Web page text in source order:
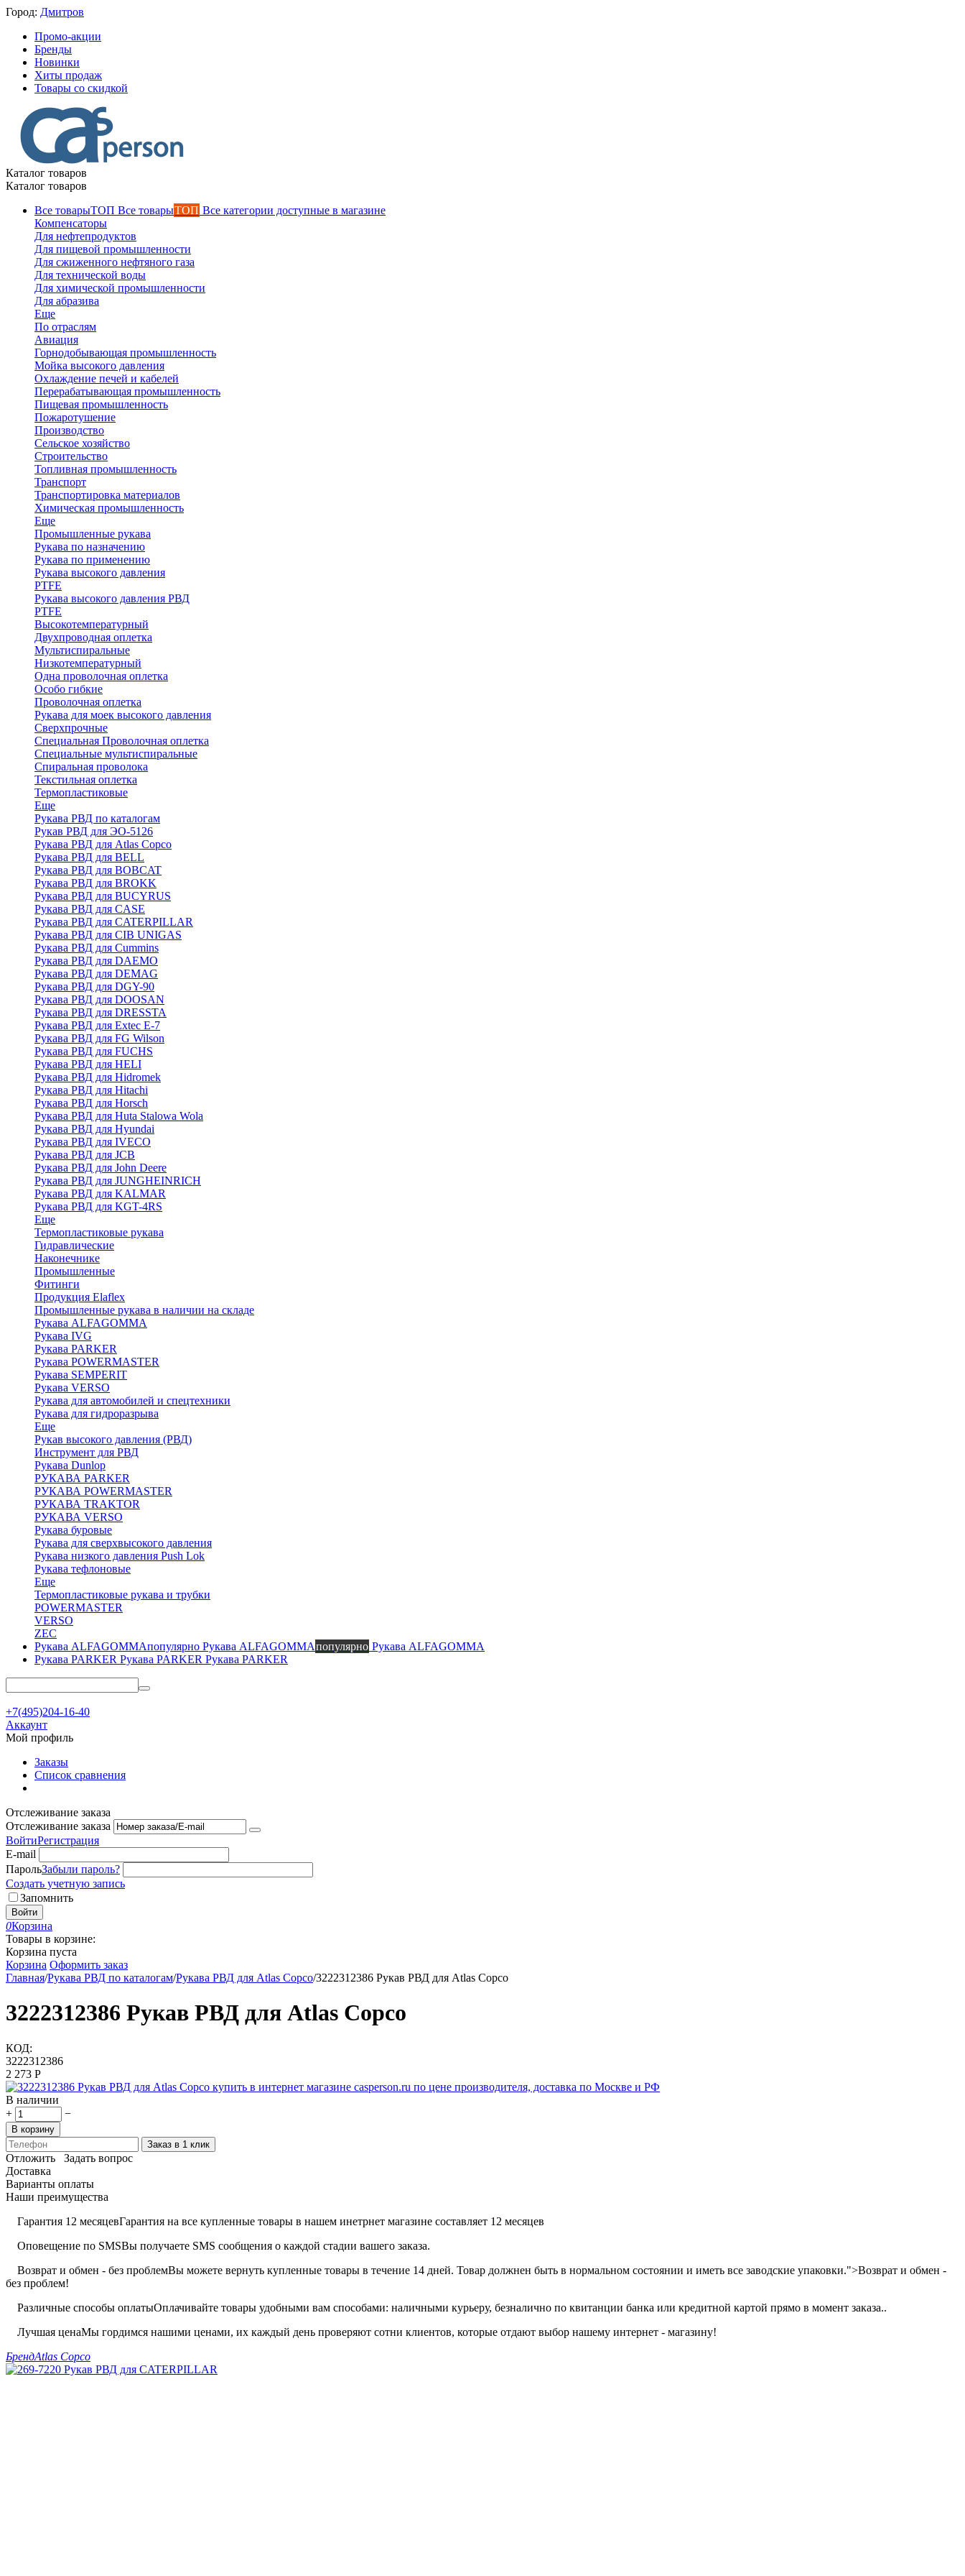
Город: Дмитров
Промо-акции
Бренды
Новинки
Хиты продаж
Товары со скидкой
Каталог товаров
Каталог товаров
Все товарыТОП Все категории доступные в магазине
Компенсаторы
Для нефтепродуктов
Для пищевой промышленности
Для сжиженного нефтяного газа
Для технической воды
Для химической промышленности
Для абразива
Еще
По отраслям
Авиация
Горнодобывающая промышленность
Мойка высокого давления
Охлаждение печей и кабелей
Перерабатывающая промышленность
Пищевая промышленность
Пожаротушение
Производство
Сельское хозяйство
Строительство
Топливная промышленность
Транспорт
Транспортировка материалов
Химическая промышленность
Еще
Промышленные рукава
Рукава по назначению
Рукава по применению
Рукава высокого давления
PTFE
Рукава высокого давления РВД
PTFE
Высокотемпературный
Двухпроводная оплетка
Мультиспиральные
Низкотемпературный
Одна проволочная оплетка
Особо гибкие
Проволочная оплетка
Рукава для моек высокого давления
Сверхпрочные
Специальная Проволочная оплетка
Специальные мультиспиральные
Спиральная проволока
Текстильная оплетка
Термопластиковые
Еще
Рукава РВД по каталогам
Рукав РВД для ЭО-5126
Рукава РВД для Atlas Copco
Рукава РВД для BELL
Рукава РВД для BOBCAT
Рукава РВД для BROKK
Рукава РВД для BUCYRUS
Рукава РВД для CASE
Рукава РВД для CATERPILLAR
Рукава РВД для CIB UNIGAS
Рукава РВД для Cummins
Рукава РВД для DAEMO
Рукава РВД для DEMAG
Рукава РВД для DGY-90
Рукава РВД для DOOSAN
Рукава РВД для DRESSTA
Рукава РВД для Extec E-7
Рукава РВД для FG Wilson
Рукава РВД для FUCHS
Рукава РВД для HELI
Рукава РВД для Hidromek
Рукава РВД для Hitachi
Рукава РВД для Horsch
Рукава РВД для Huta Stalowa Wola
Рукава РВД для Hyundai
Рукава РВД для IVECO
Рукава РВД для JCB
Рукава РВД для John Deere
Рукава РВД для JUNGHEINRICH
Рукава РВД для KALMAR
Рукава РВД для KGT-4RS
Еще
Термопластиковые рукава
Гидравлические
Наконечнике
Промышленные
Фитинги
Продукция Elaflex
Промышленные рукава в наличии на складе
Рукава ALFAGOMMA
Рукава IVG
Рукава PARKER
Рукава POWERMASTER
Рукава SEMPERIT
Рукава VERSO
Рукава для автомобилей и спецтехники
Рукава для гидроразрыва
Еще
Рукав высокого давления (РВД)
Инструмент для РВД
Рукава Dunlop
РУКАВА PARKER
РУКАВА POWERMASTER
РУКАВА TRAKTOR
РУКАВА VERSO
Рукава буровые
Рукава для сверхвысокого давления
Рукава низкого давления Push Lok
Рукава тефлоновые
Еще
Термопластиковые рукава и трубки
POWERMASTER
VERSO
ZEC
Рукава ALFAGOMMAпопулярно Рукава ALFAGOMMA
Рукава PARKER Рукава PARKER
+7(495)204-16-40
Аккаунт
Мой профиль
Заказы
Список сравнения
Отслеживание заказа
Отслеживание заказа
ВойтиРегистрация
E-mail
ПарольЗабыли пароль?
Создать учетную запись
Запомнить
Войти
0Корзина
Товары в корзине:
Корзина пуста
Корзина Оформить заказ
Главная/Рукава РВД по каталогам/Рукава РВД для Atlas Copco/3222312386 Рукав РВД для Atlas Copco
3222312386 Рукав РВД для Atlas Copco
КОД:
3222312386
2 273 Р
В наличии
+
−
В корзину
Заказ в 1 клик
Отложить
Задать вопрос
Доставка
Варианты оплаты
Наши преимущества
Гарантия 12 месяцевГарантия на все купленные товары в нашем инетрнет магазине составляет 12 месяцев
Оповещение по SMSВы получаете SMS сообщения о каждой стадии вашего заказа.
Возврат и обмен - без проблемВы можете вернуть купленные товары в течение 14 дней. Товар должнен быть в нормальном состоянии и иметь все заводские упаковки.">Возврат и обмен -
без проблем!
Различные способы оплатыОплачивайте товары удобными вам способами: наличными курьеру, безналично по квитанции банка или кредитной картой прямо в момент заказа..
Лучшая ценаМы гордимся нашими ценами, их каждый день проверяют сотни клиентов, которые отдают выбор нашему интернет - магазину!
БрендAtlas Copco